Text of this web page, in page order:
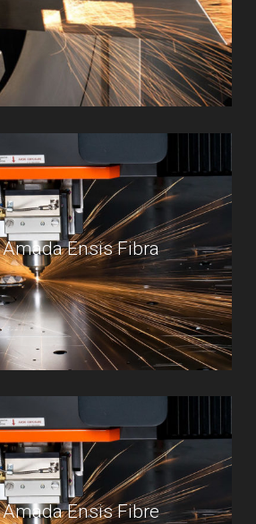
Ensis Fibra
Ensis Fibre